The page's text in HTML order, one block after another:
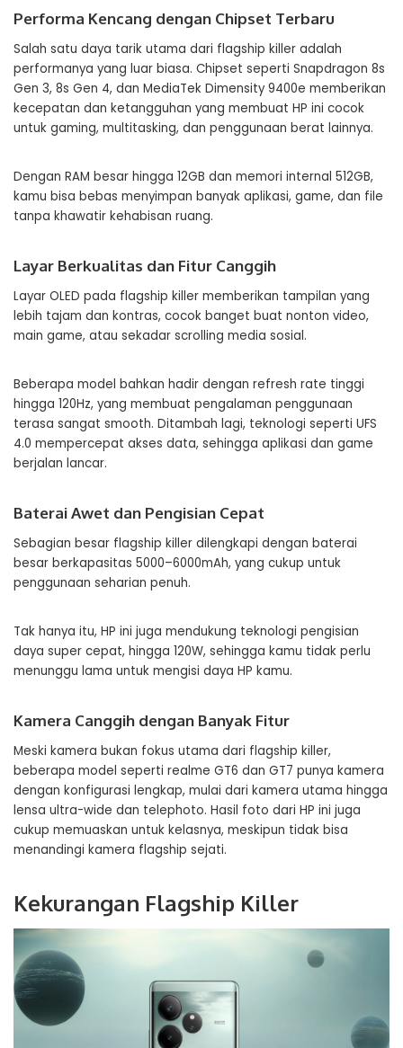
Performa Kencang dengan Chipset Terbaru
Salah satu daya tarik utama dari flagship killer adalah
performanya yang luar biasa. Chipset seperti Snapdragon 8s
Gen 3, 8s Gen 4, dan MediaTek Dimensity 9400e memberikan
kecepatan dan ketangguhan yang membuat HP ini cocok
untuk gaming, multitasking, dan penggunaan berat lainnya.
Dengan RAM besar hingga 12GB dan memori internal 512GB,
kamu bisa bebas menyimpan banyak aplikasi, game, dan file
tanpa khawatir kehabisan ruang.
Layar Berkualitas dan Fitur Canggih
Layar OLED pada flagship killer memberikan tampilan yang
lebih tajam dan kontras, cocok banget buat nonton video,
main game, atau sekadar scrolling media sosial.
Beberapa model bahkan hadir dengan refresh rate tinggi
hingga 120Hz, yang membuat pengalaman penggunaan
terasa sangat smooth. Ditambah lagi, teknologi seperti UFS
4.0 mempercepat akses data, sehingga aplikasi dan game
berjalan lancar.
Baterai Awet dan Pengisian Cepat
Sebagian besar flagship killer dilengkapi dengan baterai
besar berkapasitas 5000–6000mAh, yang cukup untuk
penggunaan seharian penuh.
Tak hanya itu, HP ini juga mendukung teknologi pengisian
daya super cepat, hingga 120W, sehingga kamu tidak perlu
menunggu lama untuk mengisi daya HP kamu.
Kamera Canggih dengan Banyak Fitur
Meski kamera bukan fokus utama dari flagship killer,
beberapa model seperti realme GT6 dan GT7 punya kamera
dengan konfigurasi lengkap, mulai dari kamera utama hingga
lensa ultra-wide dan telephoto. Hasil foto dari HP ini juga
cukup memuaskan untuk kelasnya, meskipun tidak bisa
menandingi kamera flagship sejati.
Kekurangan Flagship Killer